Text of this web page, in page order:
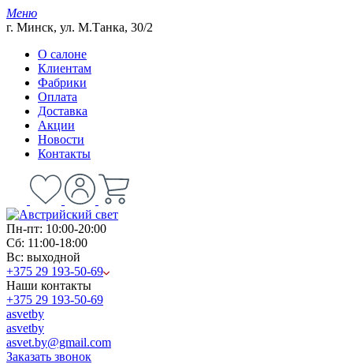
Меню
г. Минск, ул. М.Танка, 30/2
О салоне
Клиентам
Фабрики
Оплата
Доставка
Акции
Новости
Контакты
Пн-пт: 10:00-20:00
Сб: 11:00-18:00
Вс: выходной
+375 29 193-50-69
Наши контакты
+375 29 193-50-69
asvetby
asvetby
asvet.by@gmail.com
Заказать звонок